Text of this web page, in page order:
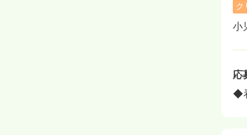
ク
小
応
◆